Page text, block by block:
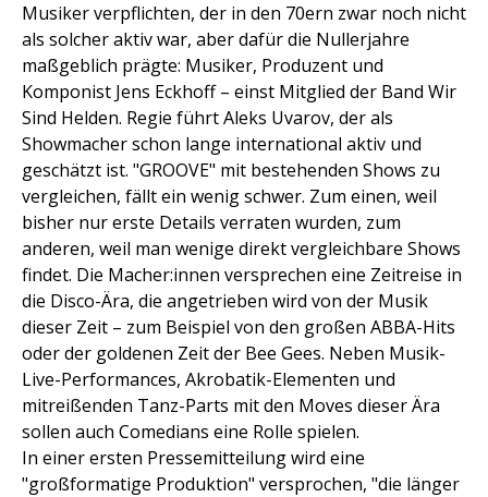
Musiker verpflichten, der in den 70ern zwar noch nicht
als solcher aktiv war, aber dafür die Nullerjahre
maßgeblich prägte: Musiker, Produzent und
Komponist Jens Eckhoff – einst Mitglied der Band Wir
Sind Helden. Regie führt Aleks Uvarov, der als
Showmacher schon lange international aktiv und
geschätzt ist. "GROOVE" mit bestehenden Shows zu
vergleichen, fällt ein wenig schwer. Zum einen, weil
bisher nur erste Details verraten wurden, zum
anderen, weil man wenige direkt vergleichbare Shows
findet. Die Macher:innen versprechen eine Zeitreise in
die Disco-Ära, die angetrieben wird von der Musik
dieser Zeit – zum Beispiel von den großen ABBA-Hits
oder der goldenen Zeit der Bee Gees. Neben Musik-
Live-Performances, Akrobatik-Elementen und
mitreißenden Tanz-Parts mit den Moves dieser Ära
sollen auch Comedians eine Rolle spielen.
In einer ersten Pressemitteilung wird eine
"großformatige Produktion" versprochen, "die länger